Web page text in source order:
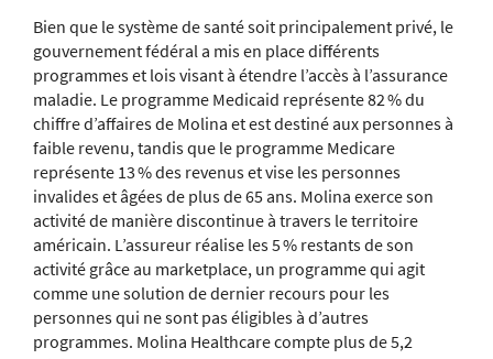
Bien que le système de santé soit principalement privé, le
gouvernement fédéral a mis en place différents
programmes et lois visant à étendre l’accès à l’assurance
maladie. Le programme Medicaid représente 82 % du
chiffre d’affaires de Molina et est destiné aux personnes à
faible revenu, tandis que le programme Medicare
représente 13 % des revenus et vise les personnes
invalides et âgées de plus de 65 ans. Molina exerce son
activité de manière discontinue à travers le territoire
américain. L’assureur réalise les 5 % restants de son
activité grâce au marketplace, un programme qui agit
comme une solution de dernier recours pour les
personnes qui ne sont pas éligibles à d’autres
programmes. Molina Healthcare compte plus de 5,2